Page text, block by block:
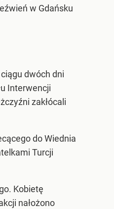
w Gdańsku
dwóch dni
Interwencji
zakłócali
do Wiednia
Turcji
Kobietę
nałożono